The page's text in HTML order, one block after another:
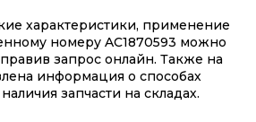
характеристики, применение
номеру AC1870593 можно
запрос онлайн. Также на
информация о способах
запчасти на складах.